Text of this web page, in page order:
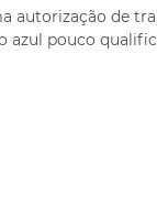
de
azul pouco